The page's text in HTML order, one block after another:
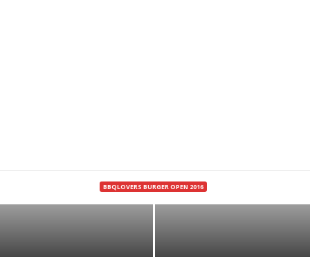
BBQLOVERS BURGER OPEN 2016
Jalapeno Burger
juli 30, 2016